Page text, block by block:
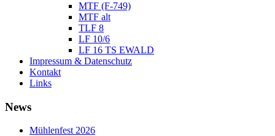
MTF (F-749)
MTF alt
TLF 8
LF 10/6
LF 16 TS EWALD
Impressum & Datenschutz
Kontakt
Links
News
Mühlenfest 2026